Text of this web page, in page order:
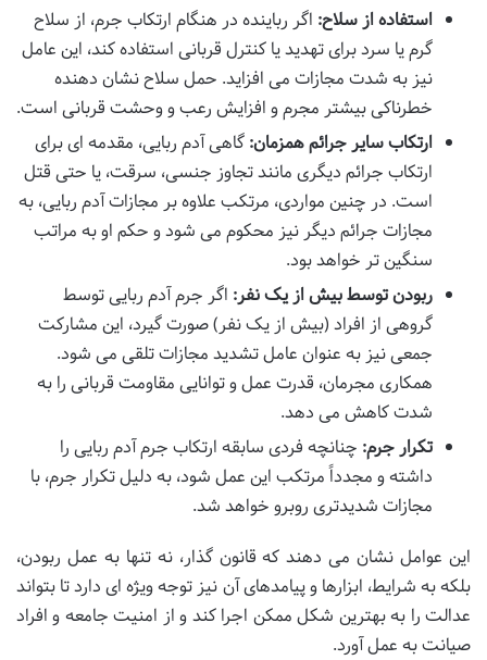
استفاده از سلاح: اگر رباینده در هنگام ارتکاب جرم، از سلاح
گرم یا سرد برای تهدید یا کنترل قربانی استفاده کند، این عامل
نیز به شدت مجازات می افزاید. حمل سلاح نشان دهنده
خطرناکی بیشتر مجرم و افزایش رعب و وحشت قربانی است.
ارتکاب سایر جرائم همزمان: گاهی آدم ربایی، مقدمه ای برای
ارتکاب جرائم دیگری مانند تجاوز جنسی، سرقت، یا حتی قتل
است. در چنین مواردی، مرتکب علاوه بر مجازات آدم ربایی، به
مجازات جرائم دیگر نیز محکوم می شود و حکم او به مراتب
سنگین تر خواهد بود.
ربودن توسط بیش از یک نفر: اگر جرم آدم ربایی توسط
گروهی از افراد (بیش از یک نفر) صورت گیرد، این مشارکت
جمعی نیز به عنوان عامل تشدید مجازات تلقی می شود.
همکاری مجرمان، قدرت عمل و توانایی مقاومت قربانی را به
شدت کاهش می دهد.
تکرار جرم: چنانچه فردی سابقه ارتکاب جرم آدم ربایی را
داشته و مجدداً مرتکب این عمل شود، به دلیل تکرار جرم، با
مجازات شدیدتری روبرو خواهد شد.
این عوامل نشان می دهند که قانون گذار، نه تنها به عمل ربودن،
بلکه به شرایط، ابزارها و پیامدهای آن نیز توجه ویژه ای دارد تا بتواند
عدالت را به بهترین شکل ممکن اجرا کند و از امنیت جامعه و افراد
صیانت به عمل آورد.